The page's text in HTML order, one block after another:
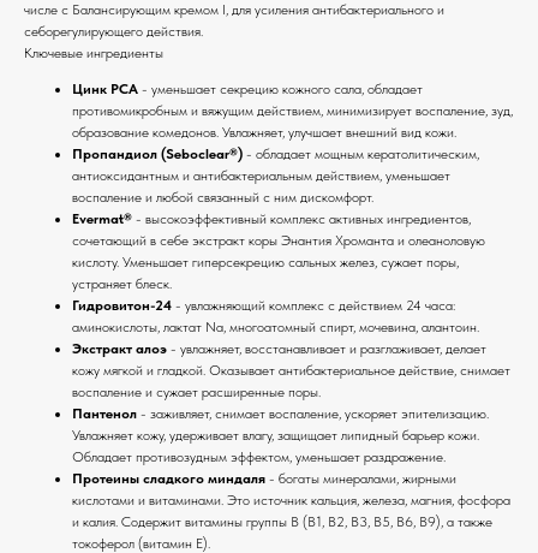
числе с Балансирующим кремом I, для усиления антибактериального и
себорегулирующего действия.
Ключевые ингредиенты
Цинк РСА - уменьшает секрецию кожного сала, обладает
противомикробным и вяжущим действием, минимизирует воспаление, зуд,
образование комедонов. Увлажняет, улучшает внешний вид кожи.
Пропандиол (Seboclear®) - обладает мощным кератолитическим,
антиоксидантным и антибактериальным действием, уменьшает
воспаление и любой связанный с ним дискомфорт.
Evermat® - высокоэффективный комплекс активных ингредиентов,
сочетающий в себе экстракт коры Энантия Хроманта и олеаноловую
кислоту. Уменьшает гиперсекрецию сальных желез, сужает поры,
устраняет блеск.
Гидровитон-24 - увлажняющий комплекс с действием 24 часа:
аминокислоты, лактат Na, многоатомный спирт, мочевина, алантоин.
Экстракт алоэ - увлажняет, восстанавливает и разглаживает, делает
кожу мягкой и гладкой. Оказывает антибактериальное действие, снимает
воспаление и сужает расширенные поры.
Пантенол - заживляет, снимает воспаление, ускоряет эпителизацию.
Увлажняет кожу, удерживает влагу, защищает липидный барьер кожи.
Обладает противозудным эффектом, уменьшает раздражение.
Протеины сладкого миндаля - богаты минералами, жирными
кислотами и витаминами. Это источник кальция, железа, магния, фосфора
и калия. Содержит витамины группы B (B1, B2, B3, B5, B6, B9), а также
токоферол (витамин Е).